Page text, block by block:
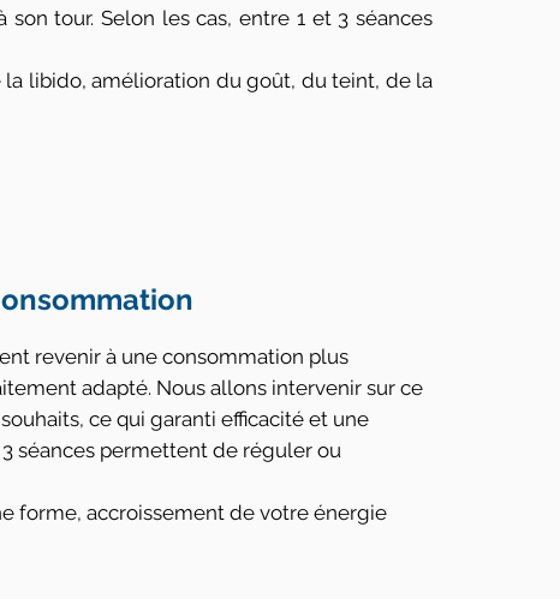
tour. Selon les cas, entre 1 et 3 séances
libido, amélioration du goût, du teint, de la
revenir à une consommation plus
adapté. Nous allons intervenir sur ce
ce qui garanti efficacité et une
séances permettent de réguler ou
forme, accroissement de votre énergie